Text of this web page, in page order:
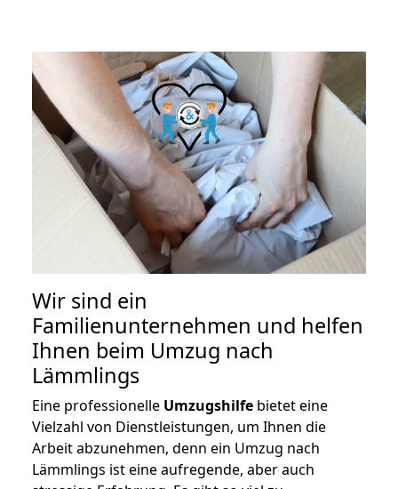
Wir sind ein
Familienunternehmen und helfen
Ihnen beim Umzug nach
Lämmlings
Eine professionelle Umzugshilfe bietet eine
Vielzahl von Dienstleistungen, um Ihnen die
Arbeit abzunehmen, denn ein Umzug nach
Lämmlings ist eine aufregende, aber auch